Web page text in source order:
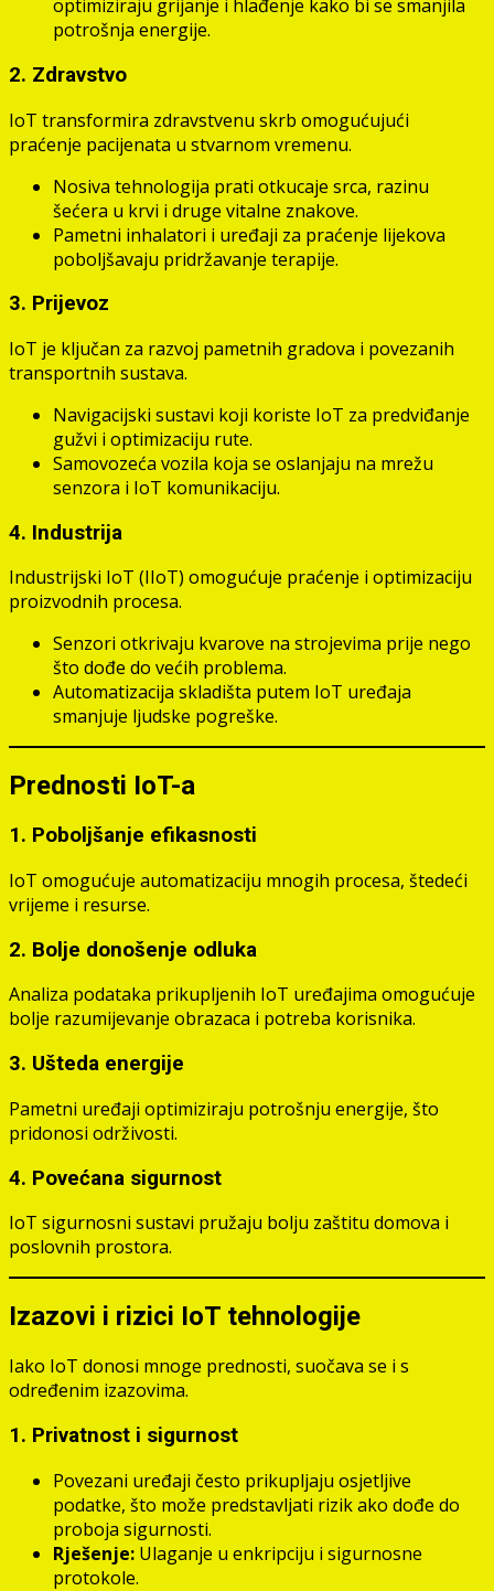
optimiziraju grijanje i hlađenje kako bi se smanjila
potrošnja energije.
2. Zdravstvo
IoT transformira zdravstvenu skrb omogućujući
praćenje pacijenata u stvarnom vremenu.
Nosiva tehnologija prati otkucaje srca, razinu
šećera u krvi i druge vitalne znakove.
Pametni inhalatori i uređaji za praćenje lijekova
poboljšavaju pridržavanje terapije.
3. Prijevoz
IoT je ključan za razvoj pametnih gradova i povezanih
transportnih sustava.
Navigacijski sustavi koji koriste IoT za predviđanje
gužvi i optimizaciju rute.
Samovozeća vozila koja se oslanjaju na mrežu
senzora i IoT komunikaciju.
4. Industrija
Industrijski IoT (IIoT) omogućuje praćenje i optimizaciju
proizvodnih procesa.
Senzori otkrivaju kvarove na strojevima prije nego
što dođe do većih problema.
Automatizacija skladišta putem IoT uređaja
smanjuje ljudske pogreške.
Prednosti IoT-a
1. Poboljšanje efikasnosti
IoT omogućuje automatizaciju mnogih procesa, štedeći
vrijeme i resurse.
2. Bolje donošenje odluka
Analiza podataka prikupljenih IoT uređajima omogućuje
bolje razumijevanje obrazaca i potreba korisnika.
3. Ušteda energije
Pametni uređaji optimiziraju potrošnju energije, što
pridonosi održivosti.
4. Povećana sigurnost
IoT sigurnosni sustavi pružaju bolju zaštitu domova i
poslovnih prostora.
Izazovi i rizici IoT tehnologije
Iako IoT donosi mnoge prednosti, suočava se i s
određenim izazovima.
1. Privatnost i sigurnost
Povezani uređaji često prikupljaju osjetljive
podatke, što može predstavljati rizik ako dođe do
proboja sigurnosti.
Rješenje: Ulaganje u enkripciju i sigurnosne
protokole.